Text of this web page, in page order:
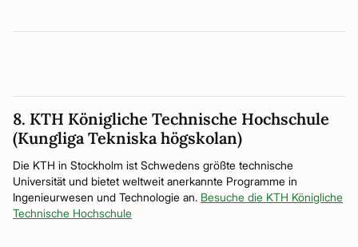
8. KTH Königliche Technische Hochschule
(Kungliga Tekniska högskolan)
Die KTH in Stockholm ist Schwedens größte technische
Universität und bietet weltweit anerkannte Programme in
Ingenieurwesen und Technologie an. Besuche die KTH Königliche
Technische Hochschule